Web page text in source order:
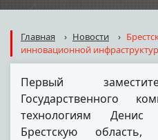
Главная › Новости ›
инновационной
Первый
Государственного
технологиям Денис
Брестскую